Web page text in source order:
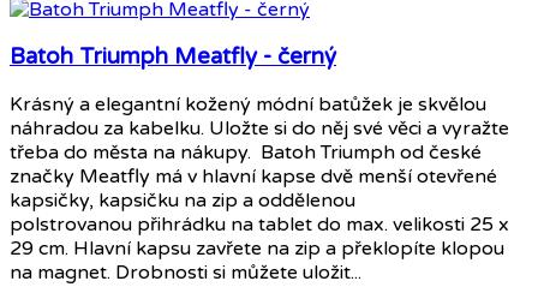
Batoh Triumph Meatfly - černý
Krásný a elegantní kožený módní batůžek je skvělou
náhradou za kabelku. Uložte si do něj své věci a vyražte
třeba do města na nákupy. Batoh Triumph od české
značky Meatfly má v hlavní kapse dvě menší otevřené
kapsičky, kapsičku na zip a oddělenou
polstrovanou přihrádku na tablet do max. velikosti 25 x
29 cm. Hlavní kapsu zavřete na zip a překlopíte klopou
na magnet. Drobnosti si můžete uložit...